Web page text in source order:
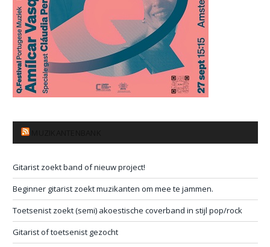
Gitarist zoekt band of nieuw project!
Beginner gitarist zoekt muzikanten om mee te jammen.
Toetsenist zoekt (semi) akoestische coverband in stijl pop/rock
Gitarist of toetsenist gezocht